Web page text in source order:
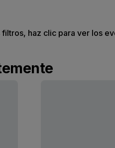
haz clic para ver los